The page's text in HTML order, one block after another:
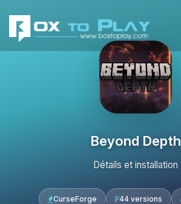
Beyond Depth
Détails et installation
CurseForge 44 versions